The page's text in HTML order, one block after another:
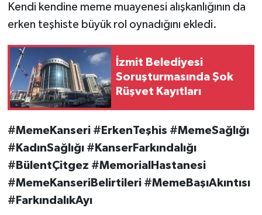
Kendi kendine meme muayenesi alışkanlığının da
erken teşhiste büyük rol oynadığını ekledi.
İzmit Belediyesi
Soruşturmasında Şok
Rüşvet Kayıtları
#MemeKanseri #ErkenTeşhis #MemeSağlığı
#KadınSağlığı #KanserFarkındalığı
#BülentÇitgez #MemorialHastanesi
#MemeKanseriBelirtileri #MemeBaşıAkıntısı
#FarkındalıkAyı